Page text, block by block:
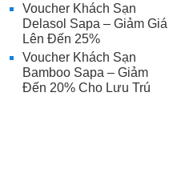
Voucher Khách Sạn
Delasol Sapa – Giảm Giá
Lên Đến 25%
Voucher Khách Sạn
Bamboo Sapa – Giảm
Đến 20% Cho Lưu Trú